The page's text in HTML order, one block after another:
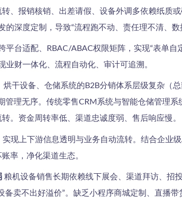
、报销核销、出差请假、设备外调多依赖纸质
深度定制，导致“流程跑不动、责任理不清、数
台适配、RBAC/ABAC权限矩阵，实现“表单自
业财一体化、流程自动化、审计可追溯。
烘干设备、仓储系统的B2B分销体系层级复杂（
理无序。传统零售CRM系统与智能仓储管理
。资金周转率低、渠道忠诚度弱、售后响应慢。
现上下游信息透明与业务自动流转。结合企业
率，净化渠道生态。
粮机设备销售长期依赖线下展会、渠道拜访、招
卖不出好溢价”。缺乏小程序商城定制、直播带